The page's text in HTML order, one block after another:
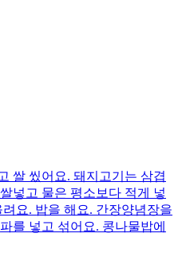
쌀 씼어요. 돼지고기는 삼겹
넣고 물은 평소보다 적게 넣
요. 밥을 해요. 간장양념장을
를 넣고 섞어요. 콩나물밥에